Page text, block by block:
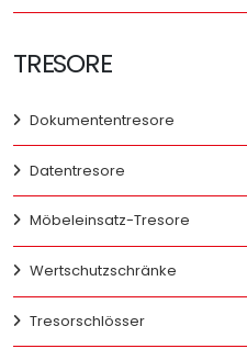
TRESORE
Dokumententresore
Datentresore
Möbeleinsatz-Tresore
Wertschutzschränke
Tresorschlösser